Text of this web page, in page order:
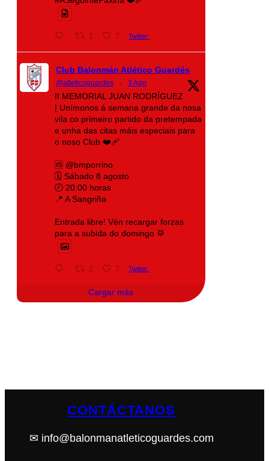
1 7 Twitter
Club Balonmán Atlético Guardés
@atleticoguardes · 3 Ago
II MEMORIAL JUAN RODRÍGUEZ
| Unímonos á semana grande da nosa
vila co primeiro partido da pretempada
e unha das citas máis especiais para
o noso Club ❤️‍🩹
🆚 @bmporrino
🗓️ Sábado 8 agosto
🕗 20:00 horas
📍 A Sangriña
Entrada libre! Vén recargar forzas
para a subida do domingo 🥁
2 7 Twitter
Cargar más
CONTÁCTANOS
✉ info@balonmanatleticoguardes.com